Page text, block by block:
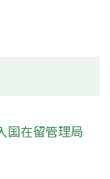
国在留管理局